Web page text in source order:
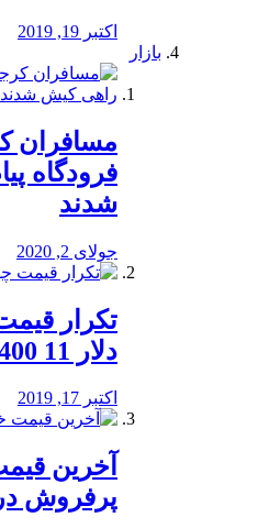
اکتبر 19, 2019
بازار
مسافران
فرودگاه
شدند
جولای 2, 2020
تکرار
دلار 11 400
اکتبر 17, 2019
آخرین
پرفروش در